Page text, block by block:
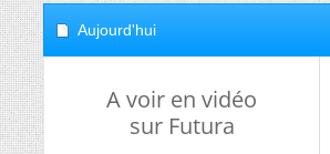
Aujourd'hui
A voir en vidéo
sur Futura